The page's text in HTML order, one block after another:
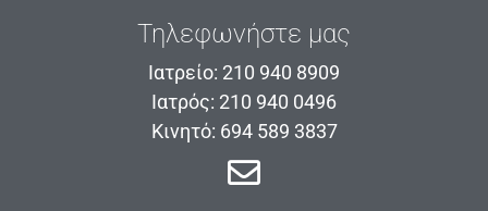
Τηλεφωνήστε μας
Ιατρείο: 210 940 8909
Ιατρός: 210 940 0496
Κινητό: 694 589 3837